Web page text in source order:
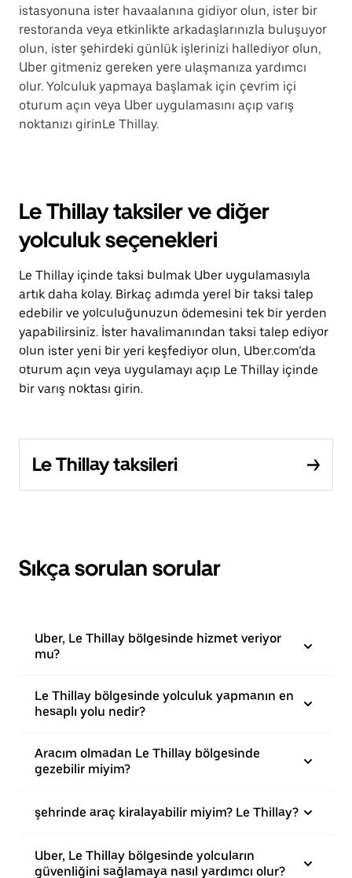
istasyonuna ister havaalanına gidiyor olun, ister bir
restoranda veya etkinlikte arkadaşlarınızla buluşuyor
olun, ister şehirdeki günlük işlerinizi hallediyor olun,
Uber gitmeniz gereken yere ulaşmanıza yardımcı
olur. Yolculuk yapmaya başlamak için çevrim içi
oturum açın veya Uber uygulamasını açıp varış
noktanızı girinLe Thillay.
Le Thillay taksiler ve diğer
yolculuk seçenekleri
Le Thillay içinde taksi bulmak Uber uygulamasıyla
artık daha kolay. Birkaç adımda yerel bir taksi talep
edebilir ve yolculuğunuzun ödemesini tek bir yerden
yapabilirsiniz. İster havalimanından taksi talep ediyor
olun ister yeni bir yeri keşfediyor olun, Uber.com’da
oturum açın veya uygulamayı açıp Le Thillay içinde
bir varış noktası girin.
Le Thillay taksileri
Sıkça sorulan sorular
Uber, Le Thillay bölgesinde hizmet veriyor
mu?
Le Thillay bölgesinde yolculuk yapmanın en
hesaplı yolu nedir?
Aracım olmadan Le Thillay bölgesinde
gezebilir miyim?
şehrinde araç kiralayabilir miyim? Le Thillay?
Uber, Le Thillay bölgesinde yolcuların
güvenliğini sağlamaya nasıl yardımcı olur?